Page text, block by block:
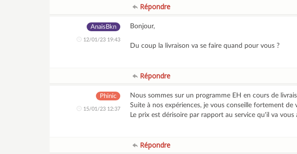
Répondre
AnaisBkn
12/01/23 19:43
Bonjour,
Du coup la livraison va se faire quand pour vous ?
Répondre
Phinic
15/01/23 12:37
Nous sommes sur un programme EH en cours de
Suite à nos expériences, je vous conseille fortement
Le prix est dérisoire par rapport au service qu'il va vous
Répondre